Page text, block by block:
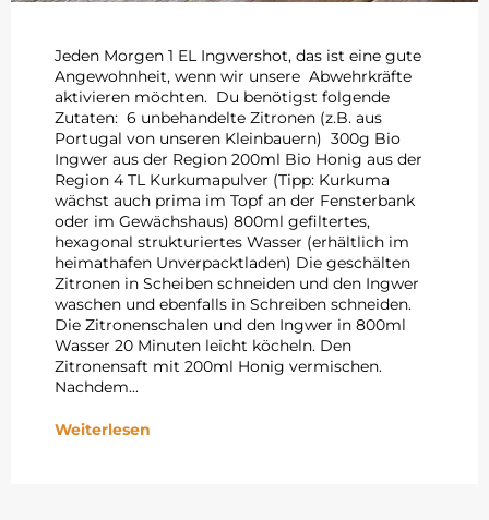
Jeden Morgen 1 EL Ingwershot, das ist eine gute
Angewohnheit, wenn wir unsere Abwehrkräfte
aktivieren möchten. Du benötigst folgende
Zutaten: 6 unbehandelte Zitronen (z.B. aus
Portugal von unseren Kleinbauern) 300g Bio
Ingwer aus der Region 200ml Bio Honig aus der
Region 4 TL Kurkumapulver (Tipp: Kurkuma
wächst auch prima im Topf an der Fensterbank
oder im Gewächshaus) 800ml gefiltertes,
hexagonal strukturiertes Wasser (erhältlich im
heimathafen Unverpacktladen) Die geschälten
Zitronen in Scheiben schneiden und den Ingwer
waschen und ebenfalls in Schreiben schneiden.
Die Zitronenschalen und den Ingwer in 800ml
Wasser 20 Minuten leicht köcheln. Den
Zitronensaft mit 200ml Honig vermischen.
Nachdem...
Weiterlesen